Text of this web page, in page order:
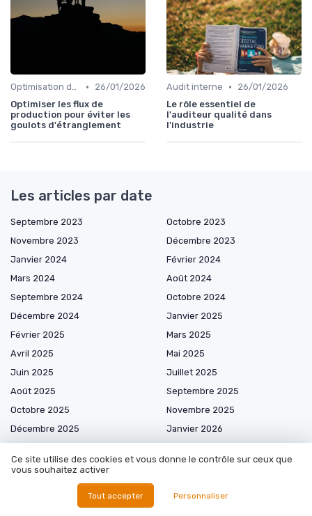
Optimisation des processus •
26/01/2026
Optimiser les flux de
production pour éviter les
goulots d'étranglement
Audit interne •
26/01/2026
Le rôle essentiel de
l'auditeur qualité dans
l'industrie
Les articles par date
Septembre 2023
Octobre 2023
Novembre 2023
Décembre 2023
Janvier 2024
Février 2024
Mars 2024
Août 2024
Septembre 2024
Octobre 2024
Décembre 2024
Janvier 2025
Février 2025
Mars 2025
Avril 2025
Mai 2025
Juin 2025
Juillet 2025
Août 2025
Septembre 2025
Octobre 2025
Novembre 2025
Décembre 2025
Janvier 2026
Avril 2026
Ce site utilise des cookies et vous donne le contrôle sur ceux que
vous souhaitez activer
Tout accepter Personnaliser